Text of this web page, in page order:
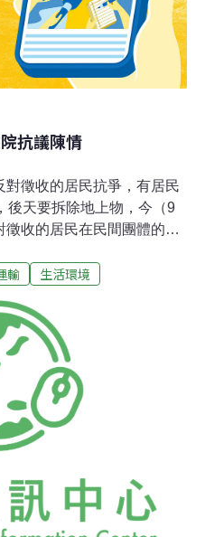
抗議陳情
徵收的居民抗爭，有居民
後天要拆除地上物，今（9
徵收的居民在民間團體的陪
栗大埔案，重建張藥房，
循法律途徑，卻遭受挫
會批評法官採納鐵道局的
訴，會再拿出證據，證明
輸 生活環境